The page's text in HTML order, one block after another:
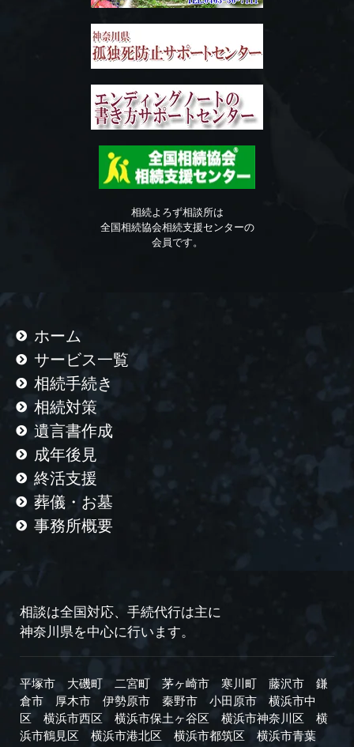
相続よろず相談所は
全国相続協会相続支援センターの
会員です。
ホーム
サービス一覧
相続手続き
相続対策
遺言書作成
成年後見
終活支援
葬儀・お墓
事務所概要
相談は全国対応、手続代行は主に
神奈川県を中心に行います。
平塚市 大磯町 二宮町 茅ヶ崎市 寒川町 藤沢市
鎌
倉市
厚木市 伊勢原市 秦野市 小田原市
横浜市中
区
横浜市西区 横浜市保土ヶ谷区 横浜市神奈川区
横
浜市鶴見区
横浜市港北区 横浜市都筑区
横浜市青葉